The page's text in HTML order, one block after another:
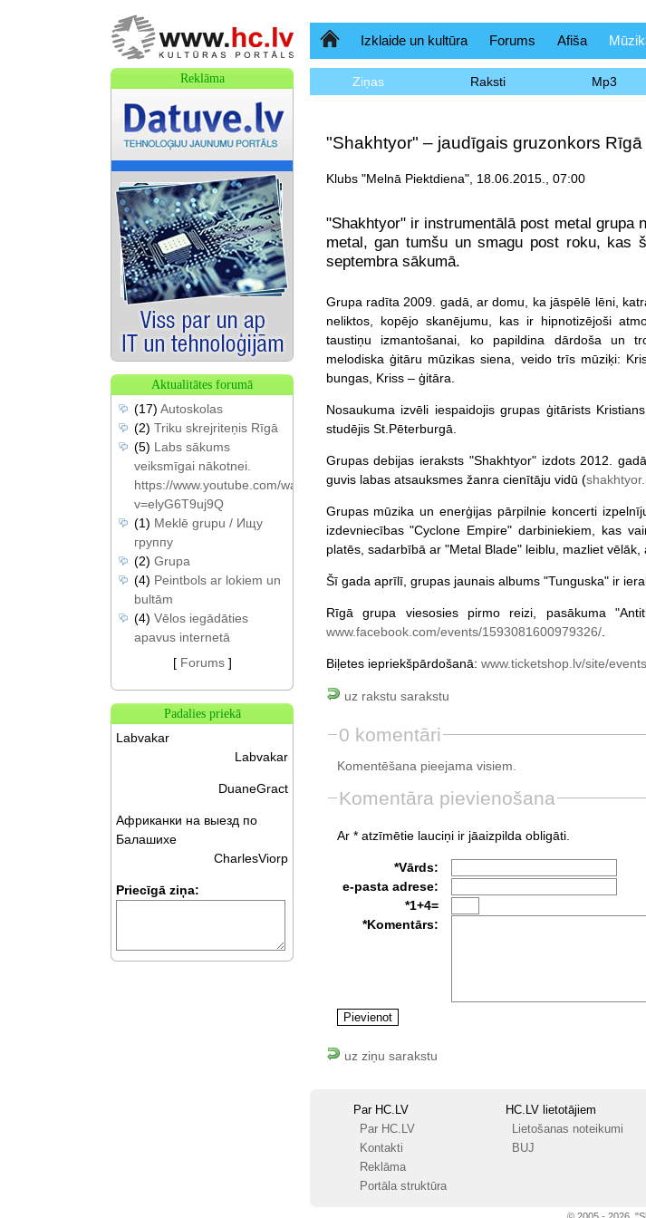
SākumlapaIzklaide un kultūra Forums Afiša
Ziņas Raksti Mp3
"Shakhtyor" – jaudīgais gruzonkors Rīgā
Klubs "Melnā Piektdiena", 18.06.2015., 07:00
"Shakhtyor" ir instrumentālā post metal grupa
metal, gan tumšu un smagu post roku, kas
septembra sākumā.
Grupa radīta 2009. gadā, ar domu, ka jāspēlē lēni,
neliktos, kopējo skanējumu, kas ir hipnotizējoši
taustiņu izmantošanai, ko papildina dārdoša un
melodiska ģitāru mūzikas siena, veido trīs mūziķi:
bungas, Kriss – ģitāra.
Nosaukuma izvēli iespaidojis grupas ģitārists
studējis St.Pēterburgā.
Grupas debijas ieraksts "Shakhtyor" izdots 2012.
guvis labas atsauksmes žanra cienītāju vidū (
Grupas mūzika un enerģijas pārpilnie koncerti
izdevniecības "Cyclone Empire" darbiniekiem, kas
platēs, sadarbībā ar "Metal Blade" leiblu, mazliet
Šī gada aprīlī, grupas jaunais albums "Tunguska" ir
Rīgā grupa viesosies pirmo reizi, pasākuma
www.facebook.com/events/1593081600979326/.
Biļetes iepriekšpārdošanā: www.ticketshop.lv/site/
uz rakstu sarakstu
0 komentāri
Komentēšana pieejama visiem.
Komentāra pievienošana
Ar * atzīmētie lauciņi ir jāaizpilda obligāti.
*Vārds:
e-pasta adrese:
*1+4=
*Komentārs:
uz ziņu sarakstu
Par HC.LV
Par HC.LV
Kontakti
Reklāma
Portāla struktūra
HC.LV lietotājiem
Lietošanas noteikumi
BUJ
Reklāma
Aktualitātes forumā
(17) Autoskolas
(2) Triku skrejriteņis Rīgā
(5) Labs sākums
veiksmīgai nākotnei.
https://www.youtube.com/watch?
v=elyG6T9uj9Q
(1) Meklē grupu / Ищу
группу
(2) Grupa
(4) Peintbols ar lokiem un
bultām
(4) Vēlos iegādāties
apavus internetā
[ Forums]
Padalies priekā
Labvakar
Labvakar
DuaneGract
Африканки на выезд по
Балашихе
CharlesViorp
Priecīgā ziņa: